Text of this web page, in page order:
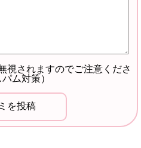
視されますのでご注意くださ
ム対策）